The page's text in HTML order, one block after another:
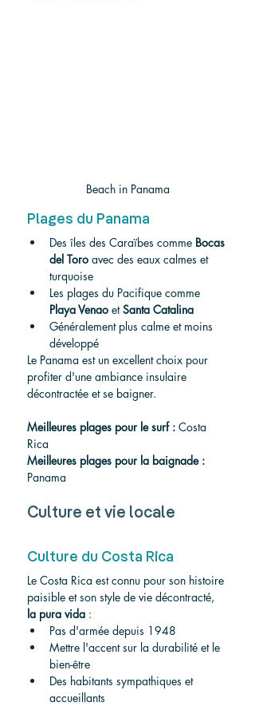
Beach in Panama
Plages du Panama
Des îles des Caraïbes comme Bocas
del Toro avec des eaux calmes et
turquoise
Les plages du Pacifique comme
Playa Venao et Santa Catalina
Généralement plus calme et moins
développé
Le Panama est un excellent choix pour
profiter d'une ambiance insulaire
décontractée et se baigner.
Meilleures plages pour le surf : Costa
Rica
Meilleures plages pour la baignade :
Panama
Culture et vie locale
Culture du Costa Rica
Le Costa Rica est connu pour son histoire
paisible et son style de vie décontracté,
la pura vida :
Pas d'armée depuis 1948
Mettre l'accent sur la durabilité et le
bien-être
Des habitants sympathiques et
accueillants